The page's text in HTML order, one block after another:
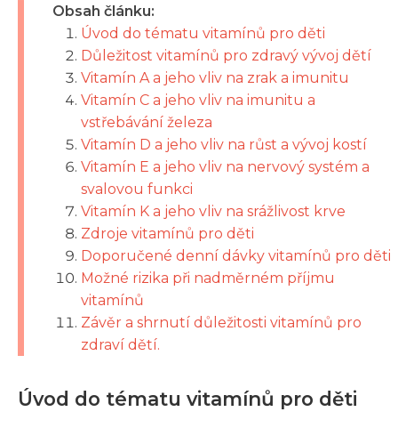
Obsah článku:
Úvod do tématu vitamínů pro děti
Důležitost vitamínů pro zdravý vývoj dětí
Vitamín A a jeho vliv na zrak a imunitu
Vitamín C a jeho vliv na imunitu a
vstřebávání železa
Vitamín D a jeho vliv na růst a vývoj kostí
Vitamín E a jeho vliv na nervový systém a
svalovou funkci
Vitamín K a jeho vliv na srážlivost krve
Zdroje vitamínů pro děti
Doporučené denní dávky vitamínů pro děti
Možné rizika při nadměrném příjmu
vitamínů
Závěr a shrnutí důležitosti vitamínů pro
zdraví dětí.
Úvod do tématu vitamínů pro děti